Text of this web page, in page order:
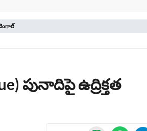
పునాదిపై ఉద్రిక్తత